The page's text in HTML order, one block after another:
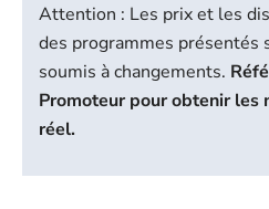
Attention : Les prix et les
des programmes présentés
soumis à changements.
Promoteur pour obtenir les
réel.